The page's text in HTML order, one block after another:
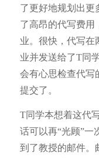
了更好地规划出更
了高昂的代写费用
业。很快，代写在
业并发送给了T同
会有心思检查代写
提交了。
T同学本想着这代
话可以再“光顾”一
到了教授的邮件。